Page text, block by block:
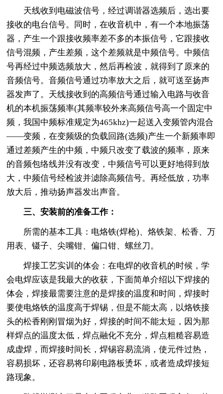
天线收到电磁波信号，经过调谐器选频后，选出要
接收的电台信号。同时，在收音机中，有一个本地振荡
器，产生一个跟接收频率差不多的本振信号，它跟接收
信号混频，产生差频，这个差频就是中频信号。中频信
号再经过中频选频放大，然后再检波，就得到了原来的
音频信号。音频信号通过功率放大之后，就可送至扬声
器发声了。天线接收到的高频信号通过输入电路与收音
机的本机振荡频率(其频率较外来高频信号高一个固定中
频，我国中频标准规定为465khz)一起送入变频管内混合
——变频，在变频级的负载回路(选频)产生一个新频率即
通过差频产生的中频，中频只改变了载波的频率，原来
的音频包络线并没有改变，中频信号可以更好地得到放
大，中频信号经检波并滤除高频信号。再经低放，功率
放大后，推动扬声器发出声音。
三、安装前的准备工作：
所需的基本工具：电烙铁(焊枪)、烙铁架、松香、万
用表、镊子、尖嘴钳、偏口钳、螺丝刀。
焊接工艺实训的体会：在电焊的收音机的时候，学
会电焊应该是我最大的收获，下面简单介绍以下焊接的
体会，焊接最需要注意的是焊接的温度和时间，焊接时
要使电烙铁的温度高于焊锡，但是不能太高，以烙铁接
头的松香刚刚冒烟为好，焊接的时间不能太短，因为那
样焊点的温度太低，焊点融化不充分，焊点粗糙容易造
成虚焊，而焊接时间长，焊锡容易流淌，使元件过热，
容易损坏，还容易将印刷电路板烫坏，或者造成焊接短
路现象。